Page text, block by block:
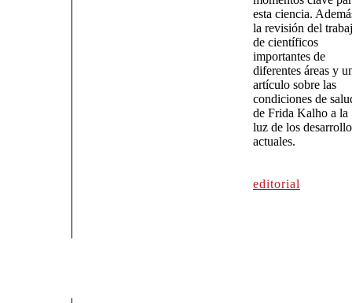
esta ciencia.
la revisión del
de científicos
importantes de
diferentes áreas y
artículo sobre las
condiciones de
de Frida Kalho a la
luz de los
actuales.
editorial